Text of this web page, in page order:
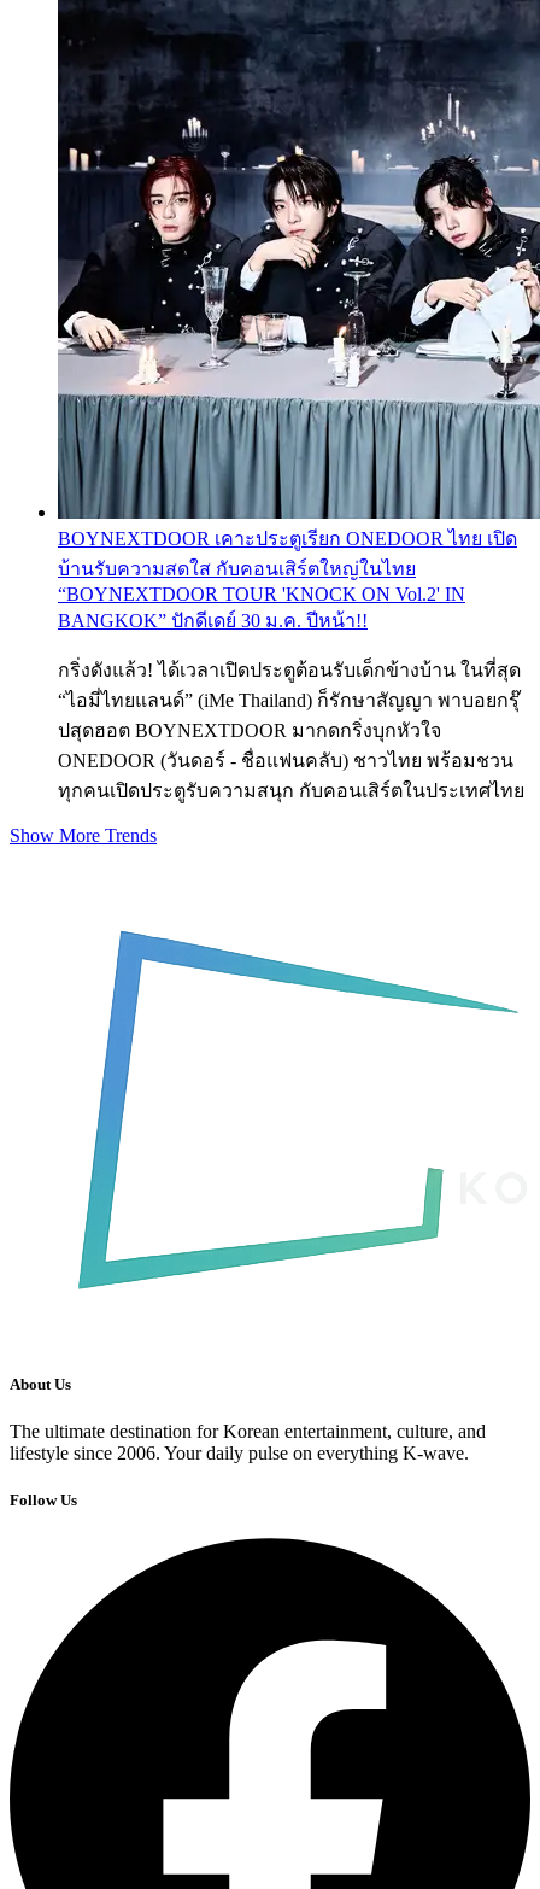
BOYNEXTDOOR เคาะประตูเรียก ONEDOOR ไทย เปิด
บ้านรับความสดใส กับคอนเสิร์ตใหญ่ในไทย
“BOYNEXTDOOR TOUR 'KNOCK ON Vol.2' IN
BANGKOK” ปักดีเดย์ 30 ม.ค. ปีหน้า!!
กริ่งดังแล้ว! ได้เวลาเปิดประตูต้อนรับเด็กข้างบ้าน ในที่สุด
“ไอมี่ไทยแลนด์” (iMe Thailand) ก็รักษาสัญญา พาบอยกรุ๊
ปสุดฮอต BOYNEXTDOOR มากดกริ่งบุกหัวใจ
ONEDOOR (วันดอร์ - ชื่อแฟนคลับ) ชาวไทย พร้อมชวน
ทุกคนเปิดประตูรับความสนุก กับคอนเสิร์ตในประเทศไทย
Show More Trends
About Us
The ultimate destination for Korean entertainment, culture, and
lifestyle since 2006. Your daily pulse on everything K-wave.
Follow Us